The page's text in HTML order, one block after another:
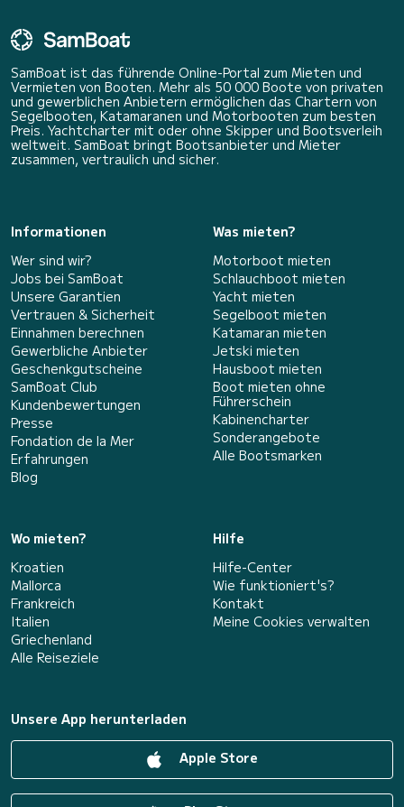
SamBoat ist das führende Online-Portal zum Mieten und
Vermieten von Booten. Mehr als 50 000 Boote von privaten
und gewerblichen Anbietern ermöglichen das Chartern von
Segelbooten, Katamaranen und Motorbooten zum besten
Preis. Yachtcharter mit oder ohne Skipper und Bootsverleih
weltweit. SamBoat bringt Bootsanbieter und Mieter
zusammen, vertraulich und sicher.
Informationen
Wer sind wir?
Jobs bei SamBoat
Unsere Garantien
Vertrauen & Sicherheit
Einnahmen berechnen
Gewerbliche Anbieter
Geschenkgutscheine
SamBoat Club
Kundenbewertungen
Presse
Fondation de la Mer
Erfahrungen
Blog
Was mieten?
Motorboot mieten
Schlauchboot mieten
Yacht mieten
Segelboot mieten
Katamaran mieten
Jetski mieten
Hausboot mieten
Boot mieten ohne
Führerschein
Kabinencharter
Sonderangebote
Alle Bootsmarken
Wo mieten?
Kroatien
Mallorca
Frankreich
Italien
Griechenland
Alle Reiseziele
Hilfe
Hilfe-Center
Wie funktioniert's?
Kontakt
Meine Cookies verwalten
Unsere App herunterladen
Apple Store